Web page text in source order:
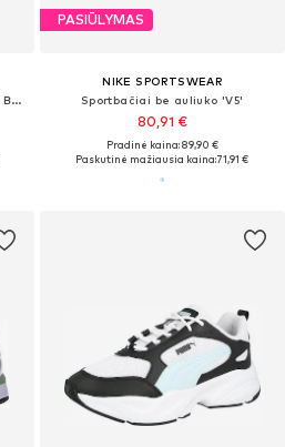
Sportbačiai be auliuko 'GAZELLE BOLD'
PASIŪLYMAS
NIKE SPORTSWEAR
Sportbačiai be auliuko 'V5'
80,91 €
Pradinė kaina: 89,90 €
Paskutinė mažiausia kaina:71,91 €